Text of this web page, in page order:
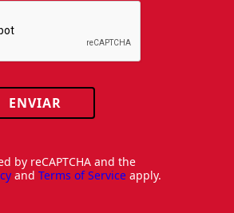
ENVIAR
by reCAPTCHA and the
and Terms of Service apply.